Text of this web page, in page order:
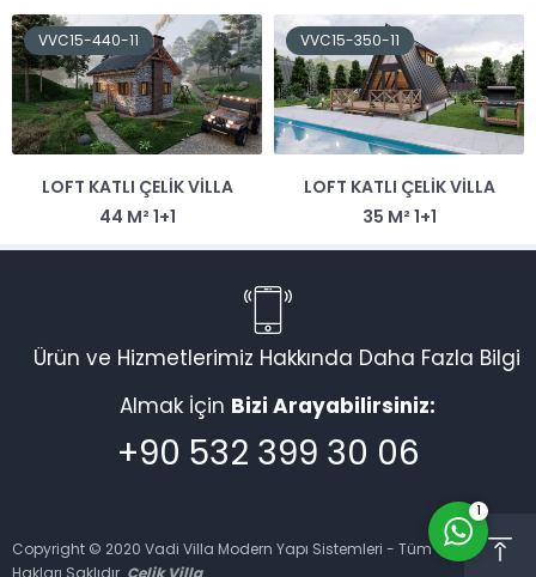
VVC15-440-11
LOFT KATLI ÇELIK VILLA
44 M² 1+1
VVC15-350-11
LOFT KATLI ÇELIK VILLA
35 M² 1+1
Ürün ve Hizmetlerimiz Hakkında Daha Fazla Bilgi
Almak İçin Bizi Arayabilirsiniz:
+90 532 399 30 06
Copyright © 2020 Vadi Villa Modern Yapı Sistemleri - Tüm
1